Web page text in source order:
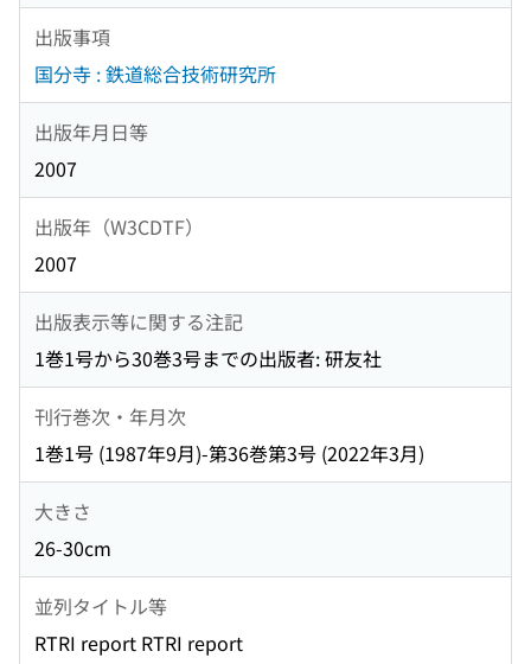
出版事項
国分寺 : 鉄道総合技術研究所
出版年月日等
2007
出版年（W3CDTF）
2007
出版表示等に関する注記
1巻1号から30巻3号までの出版者: 研友社
刊行巻次・年月次
1巻1号 (1987年9月)-第36巻第3号 (2022年3月)
大きさ
26-30cm
並列タイトル等
RTRI report RTRI report